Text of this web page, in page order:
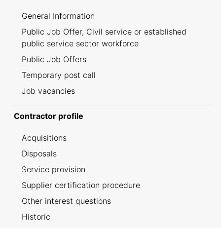
General Information
Public Job Offer, Civil service or established
public service sector workforce
Public Job Offers
Temporary post call
Job vacancies
Contractor profile
Acquisitions
Disposals
Service provision
Supplier certification procedure
Other interest questions
Historic